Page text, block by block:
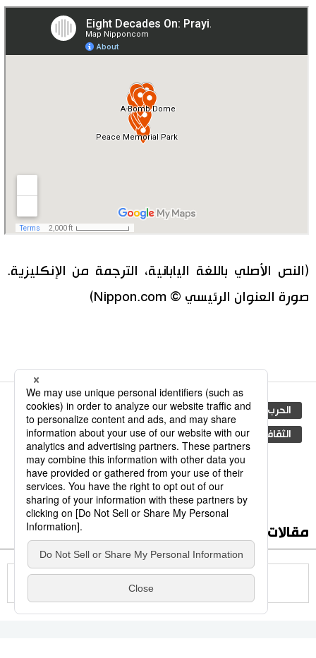
(النص الأصلي باللغة اليابانية، الترجمة من الإنكليزية.
صورة العنوان الرئيسي © Nippon.com)
الحرب العالمية الثانية قبة القنبلة الذرية
الثقافة الشعبية
مقالات أخرى في هذا الموضوع